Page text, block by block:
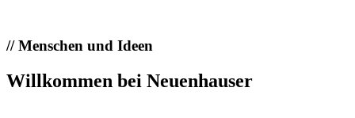
//Menschen und Ideen
Willkommen bei Neuenhauser